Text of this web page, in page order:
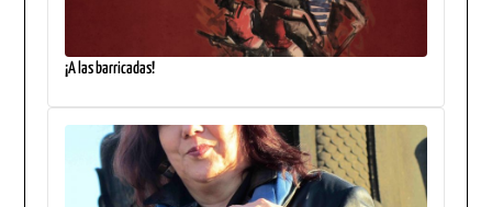
¡A las barricadas!